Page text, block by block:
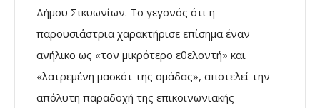
Δήμου Σικυωνίων. Το γεγονός ότι η
παρουσιάστρια χαρακτήρισε επίσημα έναν
ανήλικο ως «τον μικρότερο εθελοντή» και
«λατρεμένη μασκότ της ομάδας», αποτελεί την
απόλυτη παραδοχή της επικοινωνιακής